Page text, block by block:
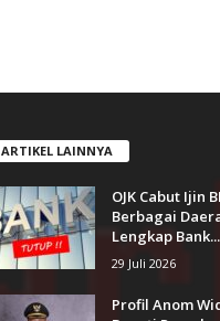
ARTIKEL LAINNYA
OJK Cabut Ijin
Berbagai
Lengkap Bank...
29 Juli 2026
Profil Anom